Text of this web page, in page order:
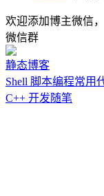
欢迎添加博主微信
微信群
静态博客
Shell 脚本编程常用
C++ 开发随笔